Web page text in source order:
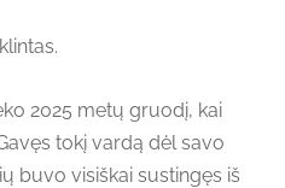
2025 metų gruodį, kai
tokį vardą dėl savo
buvo visiškai sustingęs iš